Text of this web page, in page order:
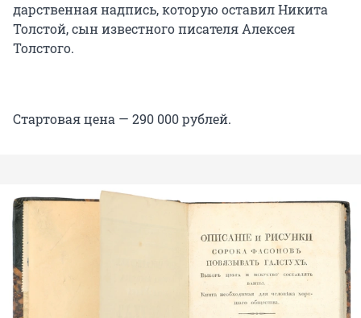
дарственная надпись, которую оставил Никита
Толстой, сын известного писателя Алексея
Толстого.
Стартовая цена — 290 000 рублей.